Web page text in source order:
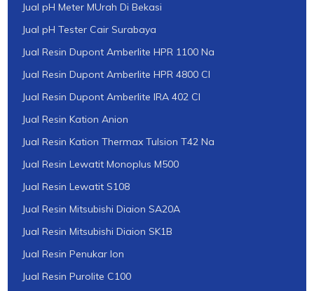
Jual pH Meter MUrah Di Bekasi
Jual pH Tester Cair Surabaya
Jual Resin Dupont Amberlite HPR 1100 Na
Jual Resin Dupont Amberlite HPR 4800 Cl
Jual Resin Dupont Amberlite IRA 402 Cl
Jual Resin Kation Anion
Jual Resin Kation Thermax Tulsion T42 Na
Jual Resin Lewatit Monoplus M500
Jual Resin Lewatit S108
Jual Resin Mitsubishi Diaion SA20A
Jual Resin Mitsubishi Diaion SK1B
Jual Resin Penukar Ion
Jual Resin Purolite C100